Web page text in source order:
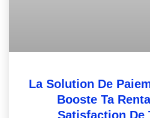
La Solution De
Booste Ta
Satisfaction De